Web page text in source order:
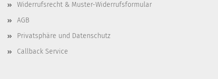
Widerrufsrecht & Muster-Widerrufsformular
AGB
Privatsphäre und Datenschutz
Callback Service